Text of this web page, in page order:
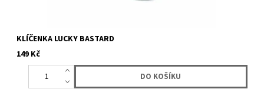
KLÍČENKA LUCKY BASTARD
149 Kč